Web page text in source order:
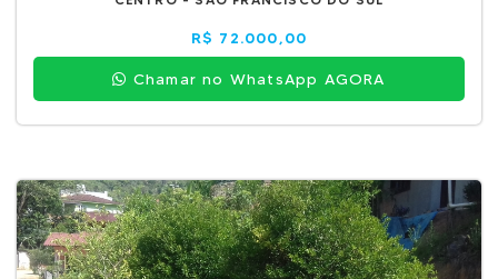
R$ 72.000,00
Chamar no WhatsApp AGORA